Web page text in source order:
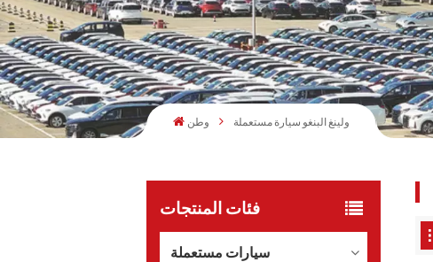
وطن ولينغ البنغو سيارة مستعملة
فئات المنتجات
سيارات مستعملة